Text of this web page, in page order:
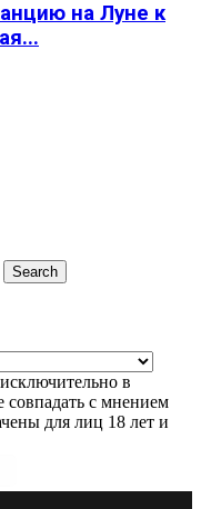
на Луне к
Search
в
совпадать с мнением
для лиц 18 лет и